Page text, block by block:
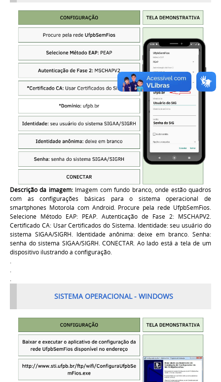
Descrição da imagem: Imagem com fundo branco, onde estão quadros
com as configurações básicas para o sistema operacional de
smartphones Motorola com Android. Procure pela rede UfpbSemFios.
Selecione Método EAP: PEAP. Autenticação de Fase 2: MSCHAPV2.
Certificado CA: Usar Certificados do Sistema. Identidade: seu usuário do
sistema SIGAA/SIGRH. Identidade anônima: deixe em branco. Senha:
senha do sistema SIGAA/SIGRH. CONECTAR. Ao lado está a tela de um
dispositivo ilustrando a configuração.
.
.
.
SISTEMA OPERACIONAL - WINDOWS